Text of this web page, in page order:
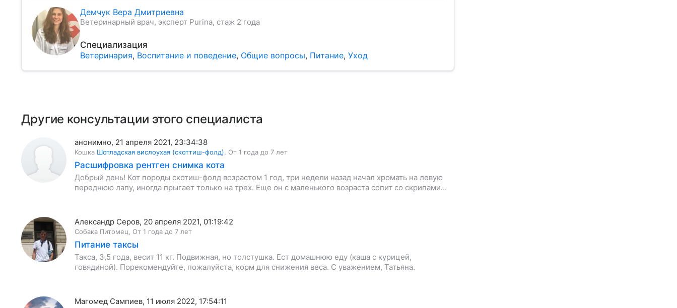
Демчук Вера Дмитриевна
Ветеринарный врач, эксперт Purina, стаж 2 года
Специализация
Ветеринария, Воспитание и поведение, Общие вопросы, Питание, Уход
Другие консультации этого специалиста
анонимно, 21 апреля 2021, 23:34:38
Кошка Шотладская вислоухая (скоттиш-фолд) От 1 года до 7 лет
Расшифровка рентген снимка кота
Добрый день! Кот породы скотиш-фолд возрастом 1 год, три недели назад начал хромать на левую
переднюю лапу, иногда прыгает только на трех. Еще он с маленького возраста сопит со скрипами…
Алекcандр Серов, 20 апреля 2021, 01:19:42
Собака Питомец От 1 года до 7 лет
Питание таксы
Такса, 3,5 года, весит 11 кг. Подвижная, но толстушка. Ест домашнюю еду (каша с курицей,
говядиной). Порекомендуйте, пожалуйста, корм для снижения веса. С уважением, Татьяна.
Магомед Сампиев, 11 июля 2022, 17:54:11